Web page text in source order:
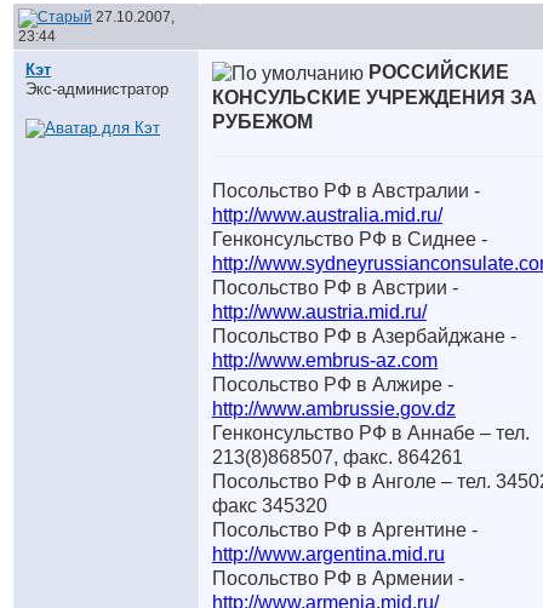
27.10.2007,
23:44
Кэт
Экс-администратор
РОССИЙСКИЕ
КОНСУЛЬСКИЕ УЧРЕЖДЕНИЯ ЗА
РУБЕЖОМ
Посольство РФ в Австралии -
http://www.australia.mid.ru/
Генконсульство РФ в Сиднее -
http://
Посольство РФ в Австрии -
http://www.austria.mid.ru/
Посольство РФ в Азербайджане -
http://www.embrus-az.com
Посольство РФ в Алжире -
http://www.ambrussie.gov.dz
Генконсульство РФ в Аннабе – тел.
213(8)868507, факс. 864261
Посольство РФ в Анголе – тел.
факс 345320
Посольство РФ в Аргентине -
http://www.argentina.mid.ru
Посольство РФ в Армении -
http://www.armenia.mid.ru/